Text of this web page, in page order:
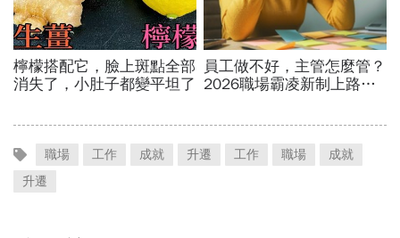
職場 工作 成就 升遷 工作 職場
成就
升遷